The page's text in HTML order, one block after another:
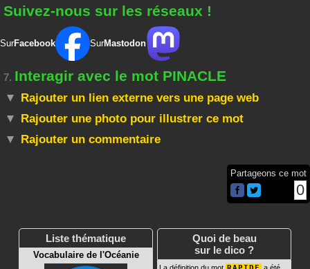
Suivez-nous sur les réseaux !
SurFacebook SurMastodon
7. Interagir avec le mot PINACLE
Rajouter un lien externe vers une page web
Rajouter une photo pour illustrer ce mot
Rajouter un commentaire
Partageons ce mot
0
Liste thématique
Vocabulaire de l'Océanie
Quoi de beau
sur le dico ?